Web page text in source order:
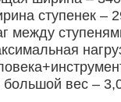
ступенек –
между
вес –